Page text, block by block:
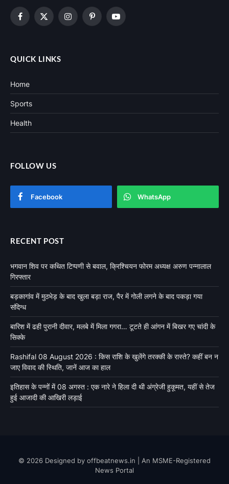
Facebook
X
InstagramPinterestYouTube
QUICK LINKS
Home
Sports
Health
FOLLOW US
Facebook WhatsApp
RECENT POST
भगवान शिव पर कथित टिप्पणी से बवाल, क्रिश्चियन फोरम अध्यक्ष अरुण पन्नालाल
गिरफ्तार
बड़कागांव में मुठभेड़ के बाद खुला बड़ा राज, पैर में गोली लगने के बाद पकड़ा गया
संदिग्ध
बारिश में ढही पुरानी दीवार, मलबे में मिला गगरा… टूटते ही आंगन में बिखर गए चांदी के
सिक्के
Rashifal 08 August 2026 : किस राशि के खुलेंगे तरक्की के रास्ते? कहीं बन न
जाए विवाद की स्थिति, जानें आज का हाल
इतिहास के पन्नों में 08 अगस्त : एक नारे ने हिला दी थी अंग्रेजी हुकूमत, यहीं से तेज
हुई आजादी की आखिरी लड़ाई
© 2026 Designed by offbeatnews.in | An MSME-Registered
News Portal